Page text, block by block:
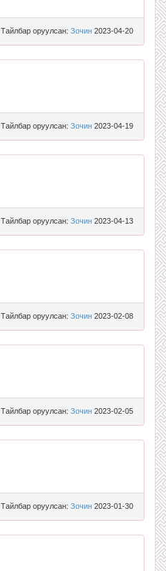
Тайлбар оруулсан: Зочин 2023-04-20
Тайлбар оруулсан: Зочин 2023-04-19
Тайлбар оруулсан: Зочин 2023-04-13
Тайлбар оруулсан: Зочин 2023-02-08
Тайлбар оруулсан: Зочин 2023-02-05
Тайлбар оруулсан: Зочин 2023-01-30